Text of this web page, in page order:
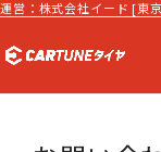
運営：株式会社イード [東